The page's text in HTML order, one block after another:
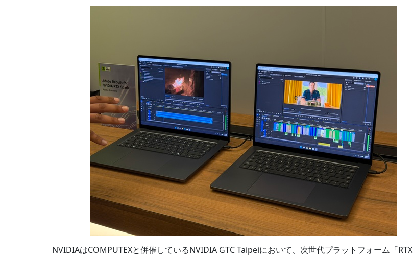
NVIDIAはCOMPUTEXと併催しているNVIDIA GTC Taipeiにおいて、次世代プラットフォーム「RTX